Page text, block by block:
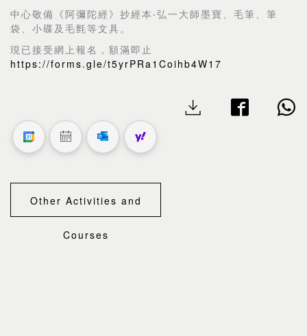
中心敬備《 阿彌陀經》抄經本‧弘一大師墨寶、毛筆、筆
袋、小碟及毛氈等文具。
現已接受網上報名，額滿即止
https://forms.gle/t5yrPRa1Coihb4W17
Other Activities and
Courses